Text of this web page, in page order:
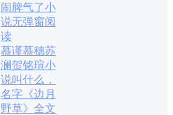
闹脾气了小
说无弹窗阅
读
慕谨慕穗苏
澜贺铭瑄小
说叫什么，
名字《边月
野草》全文